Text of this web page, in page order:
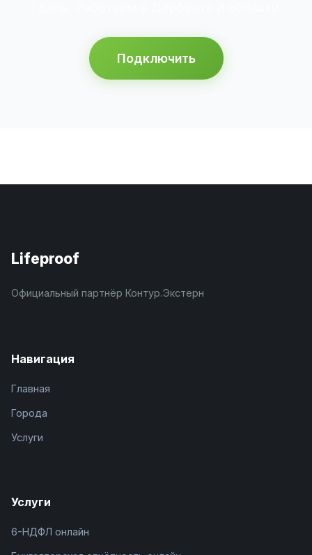
Подключить
Lifeproof
Официальный партнёр Контур.Экстерн
Навигация
Главная
Города
Услуги
Услуги
6-НДФЛ онлайн